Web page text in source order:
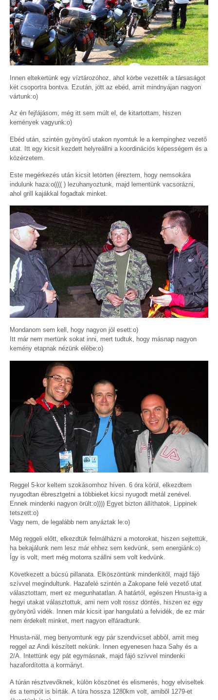
Innen eltekertünk egy víztározóhoz, ahol körbe vezették a társaságot
két csoportra bontva. Ezután, jött az ebéd, amit mindnyájan nagyon
vártunk:o)
Az én fejfájásom, még itt sem múlt el, de kitartottam, hiszen
kemények vagyunk:o)
Ebéd után, szintén gyönyörű utakon nyomtuk le a kempinghez vezető
utat. Itt egy kicsit kezdett helyreállni a koordinációs képességem és a
közérzetem.
Este megérkezés után kicsit letörten (éreztem, hogy nemsokára
indulunk haza:o(((( ) lezuhanyoztunk, majd lementünk vacsorázni,
ahol grill kajákkal fogadtak minket.
Mondanom sem kell, hogy nagyon jól esett:o)
Itt már nem mertünk sokat inni, mert tudtuk, hogy másnap nagyon
kemény etapnak nézünk elébe:o)
Reggel 5-kor keltem szokásomhoz híven. 6 óra körül, elkezdtem
nyugodtan ébresztgetni a többieket kicsi nyugodt metál zenével.
Ennek mindenki nagyon örült:o)))) Egyet bizton állíthatok, Lippinek
tetszett:o)
Vagy nem, de legalább nem anyáztak le:o)
Még reggeli előtt, elkezdtük felmálházni a motorokat, hiszen sejtettük,
ha bekajálunk nem lesz már ehhez sem kedvünk, sem energiánk:o)
Így is volt, mert még motorra szállni sem volt kedvünk.
Következett a búcsú pillanata. Elköszöntünk mindenkitől, majd fájó
szívvel megindultunk. Hazafelé szintén a Zakopane felé vezető utat
választottam, mert ez megunhatatlan. A határtól, egészen Hnusta-ig a
hegyi utakat választottuk, ami nem volt rossz döntés, hiszen ez egy
gyönyörű vidék. Innen már kicsit ipar hangulatú a felvidék, de ez már
nem érdekelt minket, mert nagyon elfáradtunk.
Hnusta-nál, meg benyomtunk egy pár szendvicset abból, amit meg
reggel az Andi készített nekünk. Innen egyenesen haza Sahy és a
2/A. Intettünk egy pát egymásnak, majd fájó szívvel mindenki
hazafordította a kormányt.
A túrán résztvevőknek, külön köszönet és elismerés, hogy elviseltek
és a tempót is bírták. A túra hossza 1280km volt, amiből 1279-et